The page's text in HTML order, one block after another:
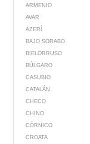
ARMENIO
AVAR
AZERÍ
BAJO SORABO
BIELORRUSO
BÚLGARO
CASUBIO
CATALÁN
CHECO
CHINO
CÓRNICO
CROATA